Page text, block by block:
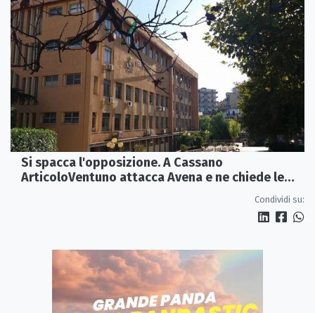
Si spacca l'opposizione. A Cassano
ArticoloVentuno attacca Avena e ne chiede le
Condividi su: